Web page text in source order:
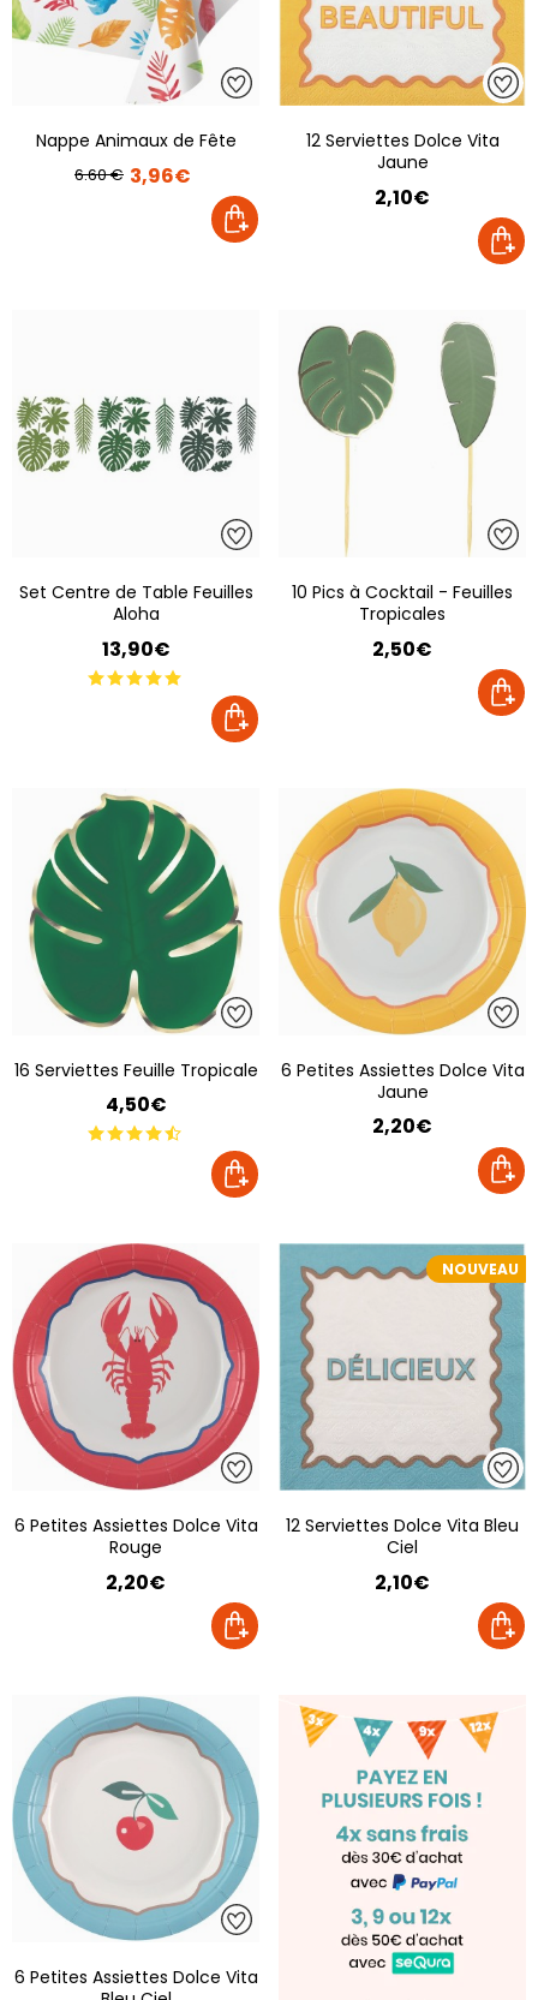
Nappe Animaux de Fête
6.60 € 3,96€
12 Serviettes Dolce Vita
Jaune
2,10€
Set Centre de Table Feuilles
Aloha
13,90€
10 Pics à Cocktail - Feuilles
Tropicales
2,50€
16 Serviettes Feuille Tropicale
4,50€
6 Petites Assiettes Dolce Vita
Jaune
2,20€
6 Petites Assiettes Dolce Vita
Rouge
2,20€
NOUVEAU
12 Serviettes Dolce Vita Bleu
Ciel
2,10€
6 Petites Assiettes Dolce Vita